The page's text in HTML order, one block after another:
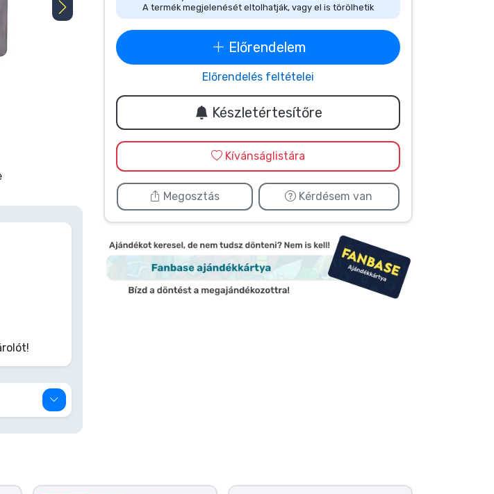
A termék megjelenését eltolhatják, vagy el is törölhetik
Előrendelem
Előrendelés feltételei
Készletértesítőre
Kívánságlistára
Megosztás Kérdésem van